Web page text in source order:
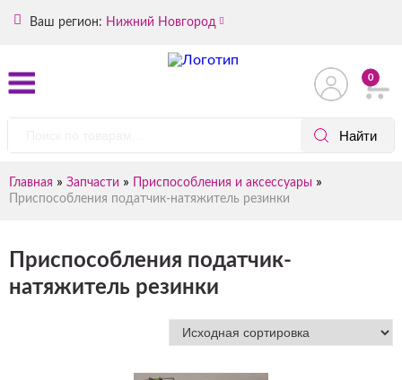
Ваш регион: Нижний Новгород
0
Главная » Запчасти » Приспособления и аксессуары »
Приспособления податчик-натяжитель резинки
Приспособления податчик-
натяжитель резинки